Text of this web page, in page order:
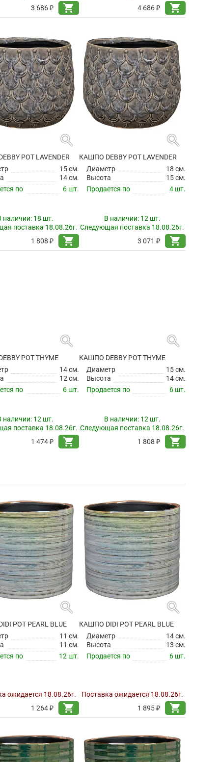
3 686 ₽
shopping_cart
4 686 ₽
shopping_cart
search
POT LAVENDER
15 см.
14 см.
по
6 шт.
наличии: 18 шт.
поставка 18.08.26г.
1 808 ₽
shopping_cart
search
КАШПО DEBBY POT LAVENDER
Диаметр
18 см.
Высота
15 см.
Продается по
4 шт.
В наличии: 12 шт.
Следующая поставка 18.08.26г.
3 071 ₽
shopping_cart
search
POT THYME
по
search
КАШПО DEBBY POT THYME
Продается по
search
POT PEARL BLUE
11 см.
11 см.
по
12 шт.
ожидается 18.08.26г.
1 264 ₽
shopping_cart
search
КАШПО DIDI POT PEARL BLUE
Диаметр
14 см.
Высота
13 см.
Продается по
6 шт.
Поставка ожидается 18.08.26г.
1 895 ₽
shopping_cart